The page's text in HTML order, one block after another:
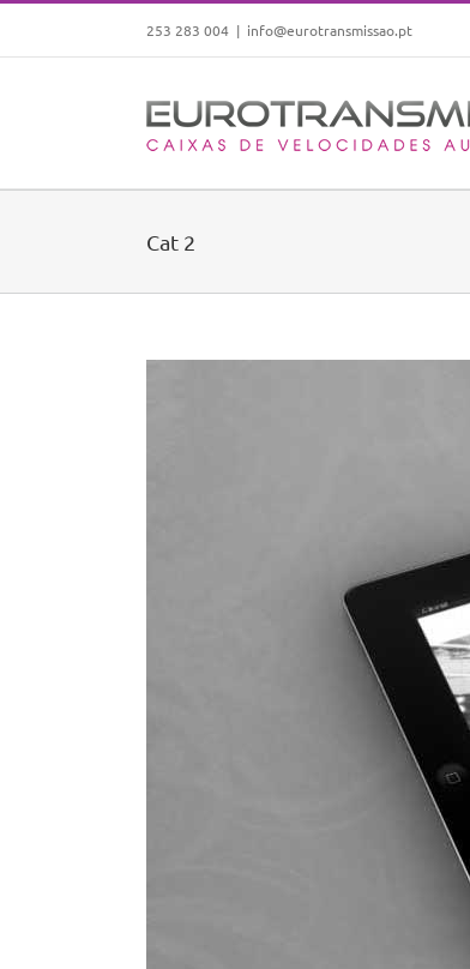
253 283 004 | info@eurotransmissao.pt
Cat 2